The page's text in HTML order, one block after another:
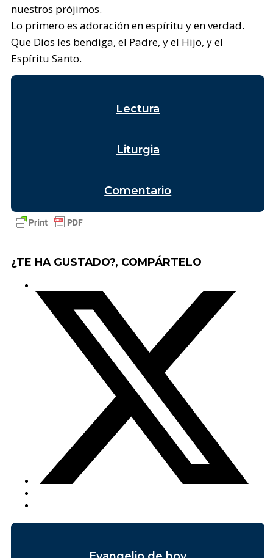
nuestros prójimos.
Lo primero es adoración en espíritu y en verdad.
Que Dios les bendiga, el Padre, y el Hijo, y el
Espíritu Santo.
Lectura
Liturgia
Comentario
¿TE HA GUSTADO?, COMPÁRTELO